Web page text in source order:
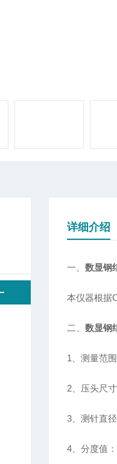
详细介绍
一、数显钢
本仪器根据
二、数显钢
1、测量范
2、压头尺
3、测针直
4、分度值